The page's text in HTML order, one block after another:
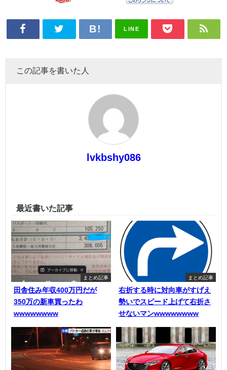
LINE
この記事を書いた人
lvkbshy086
最近書いた記事
まとめ記事
田舎住み年収400万円だが
350万の新車買ったわ
wwwwwwww
まとめ記事
右折する時に対向車がすげえ
勢いでスピード上げて右折さ
せないマンwwwwwwww